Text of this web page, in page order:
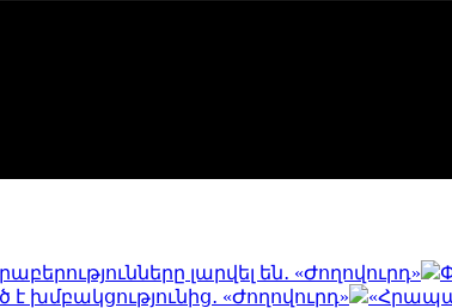
լարվել են․ «Ժողովուրդ»
«Ժողովուրդ»